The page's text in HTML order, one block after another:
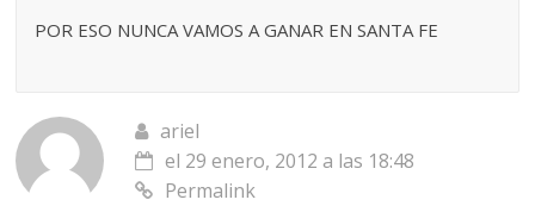
POR ESO NUNCA VAMOS A GANAR EN SANTA FE
ariel
el 29 enero, 2012 a las 18:48
Permalink